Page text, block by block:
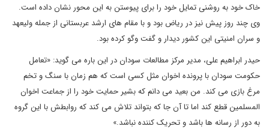
خاک خود به روشنی تمایل خود را برای پیوستن به این محور نشان داده است.
وی چند روز پیش نیز در ریاض بود و با مقام های ارشد عربستانی از جمله ولیعهد
و سران امنیتی این کشور دیدار و گفت وگو کرده بود.
حیدر ابراهیم علی، مدیر مرکز مطالعات سودان در این باره می گوید: «تعامل
حکومت سودان با پرونده اخوان مثل کسی است که هم زمان با سنگ و تخم
مرغ بازی می کند. من بعید می دانم که بشیر حمایت خود را از جماعت اخوان
المسلمین قطع کند اما تا آن جا که بتواند تلاش می کند که روابطش با این گروه
به دور از رسانه ها باشد و تحریک کننده نباشد.»